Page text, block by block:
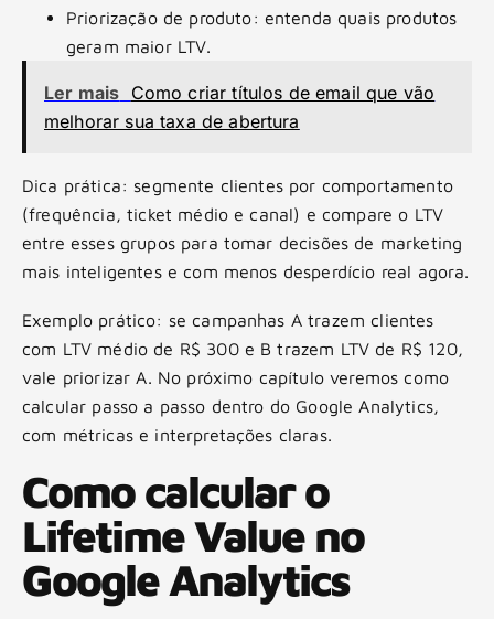
Priorização de produto: entenda quais produtos
geram maior LTV.
Ler mais Como criar títulos de email que vão
melhorar sua taxa de abertura
Dica prática: segmente clientes por comportamento
(frequência, ticket médio e canal) e compare o LTV
entre esses grupos para tomar decisões de marketing
mais inteligentes e com menos desperdício real agora.
Exemplo prático: se campanhas A trazem clientes
com LTV médio de R$ 300 e B trazem LTV de R$ 120,
vale priorizar A. No próximo capítulo veremos como
calcular passo a passo dentro do Google Analytics,
com métricas e interpretações claras.
Como calcular o
Lifetime Value no
Google Analytics